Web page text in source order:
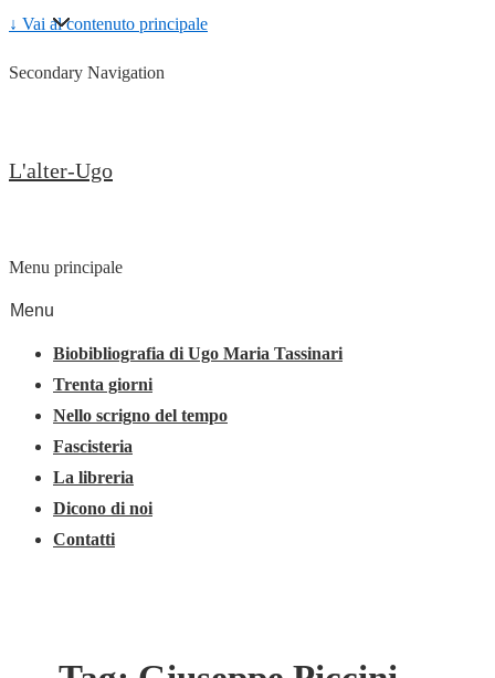
↓ Vai al contenuto principale
Secondary Navigation
L'alter-Ugo
Menu principale
Menu
Biobibliografia di Ugo Maria Tassinari
Trenta giorni
Nello scrigno del tempo
Fascisteria
La libreria
Dicono di noi
Contatti